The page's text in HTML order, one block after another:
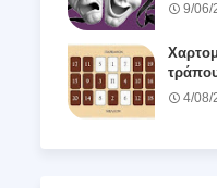
9/06/
4/08/